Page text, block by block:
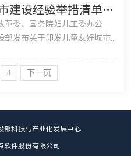
儿童友好城市建设经验举措清单印发
革委、国务院妇儿工委办公
部发布关于印发儿童友好城市...
4 下一页
部科技与产业化发展中心
软件股份有限公司